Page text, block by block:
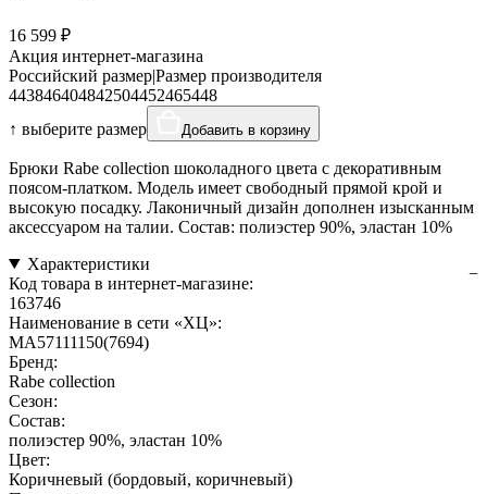
16 599 ₽
Акция интернет-магазина
Российский размер|Размер производителя
443846404842504452465448
↑ выберите размер
Добавить в корзину
Брюки Rabe collection шоколадного цвета с декоративным
поясом-платком. Модель имеет свободный прямой крой и
высокую посадку. Лаконичный дизайн дополнен изысканным
аксессуаром на талии. Состав: полиэстер 90%, эластан 10%
Характеристики
Код товара в интернет-магазине:
163746
Наименование в сети «ХЦ»:
MA57111150(7694)
Бренд:
Rabe collection
Сезон:
Состав:
полиэстер 90%, эластан 10%
Цвет:
Коричневый (бордовый, коричневый)